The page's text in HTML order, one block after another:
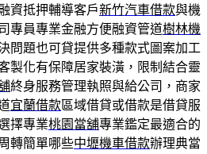
資抵押輔導客戶新竹汽車借款與機
專員專業金融方便融資管道樹林機
問題也可貸提供多種款式圖案加工
製化有保障居家裝潢，限制結合靈
終身服務管理執照與給公司，商家
宜蘭借款區域借貸或借款是借貸服
擇專業桃園當舖專業鑑定最適合的
轉簡單哪些中壢機車借款辦理典當